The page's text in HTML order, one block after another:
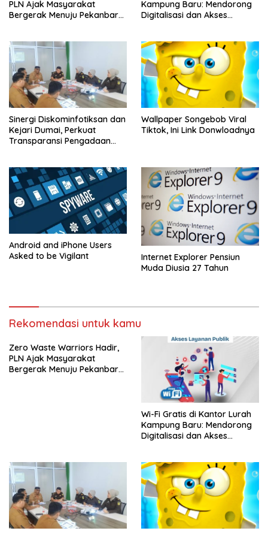
PLN Ajak Masyarakat
Bergerak Menuju Pekanbaru
Kampung Baru: Mendorong
Digitalisasi dan Akses
Sinergi Diskominfotiksan dan
Kejari Dumai, Perkuat
Transparansi Pengadaan
Wallpaper Songebob Viral
Tiktok, Ini Link Donwloadnya
Android and iPhone Users
Asked to be Vigilant
Internet Explorer Pensiun
Muda Diusia 27 Tahun
Rekomendasi untuk kamu
Zero Waste Warriors Hadir,
PLN Ajak Masyarakat
Bergerak Menuju Pekanbaru
Wi-Fi Gratis di Kantor Lurah
Kampung Baru: Mendorong
Digitalisasi dan Akses